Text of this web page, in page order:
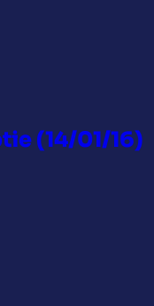
(14/01/16)